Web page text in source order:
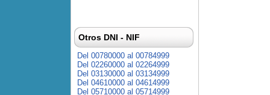
Otros DNI - NIF
Del 00780000 al 00784999
Del 02260000 al 02264999
Del 03130000 al 03134999
Del 04610000 al 04614999
Del 05710000 al 05714999